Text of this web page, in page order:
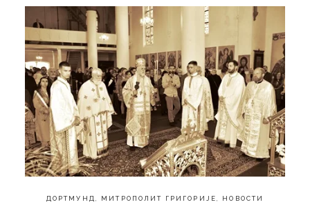
ДОРТМУНД, МИТРОПОЛИТ ГРИГОРИЈЕ, НОВОСТИ